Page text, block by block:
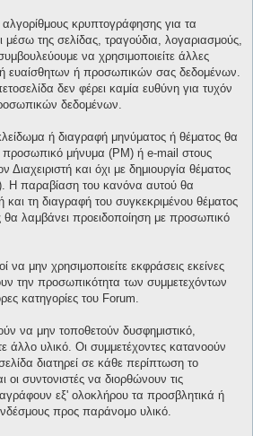
αλγορίθμους κρυπτογράφησης για τα
μέσω της σελίδας, τραγούδια, λογαριασμούς,
να χρησιμοποιείτε άλλες
ευαίσθητων ή προσωπικών σας δεδομένων.
δεν φέρει καμία ευθύνη για τυχόν
δεδομένων.
ή διαγραφή μηνύματος ή θέματος θα
προσωπικό μήνυμα (PM) ή e-mail στους
Διαχειριστή και όχι με δημιουργία θέματος
Η παραβίαση του κανόνα αυτού θα
και τη διαγραφή του συγκεκριμένου θέματος
θα λαμβάνει προειδοποίηση με προσωπικό
να μην χρησιμοποιείτε εκφράσεις εκείνες
την προσωπικότητα των συμμετεχόντων
κατηγορίες του Forum.
να μην τοποθετούν δυσφημιστικό,
άλλο υλικό. Οι συμμετέχοντες κατανοούν
διατηρεί σε κάθε περίπτωση το
οι συντονιστές να διορθώνουν τις
εξ' ολοκλήρου τα προσβλητικά ή
προς παράνομο υλικό.